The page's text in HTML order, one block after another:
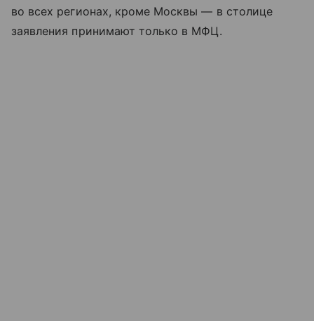
во всех регионах, кроме Москвы — в столице
заявления принимают только в МФЦ.